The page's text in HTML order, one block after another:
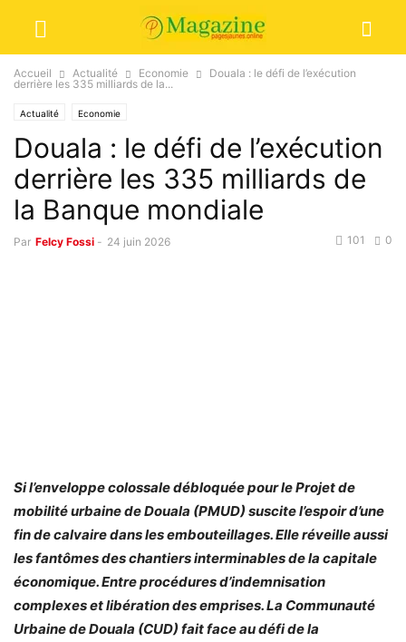
Accueil Actualité Economie
Douala : le défi de l’exécution
derrière les 335 milliards de la...
Actualité Economie
Douala : le défi de l’exécution
derrière les 335 milliards de
la Banque mondiale
Par Felcy Fossi - 24 juin 2026 0
101
Si l’enveloppe colossale débloquée pour le Projet de
mobilité urbaine de Douala (PMUD) suscite l’espoir d’une
fin de calvaire dans les embouteillages. Elle réveille aussi
les fantômes des chantiers interminables de la capitale
économique. Entre procédures d’indemnisation
complexes et libération des emprises. La Communauté
Urbaine de Douala (CUD) fait face au défi de la